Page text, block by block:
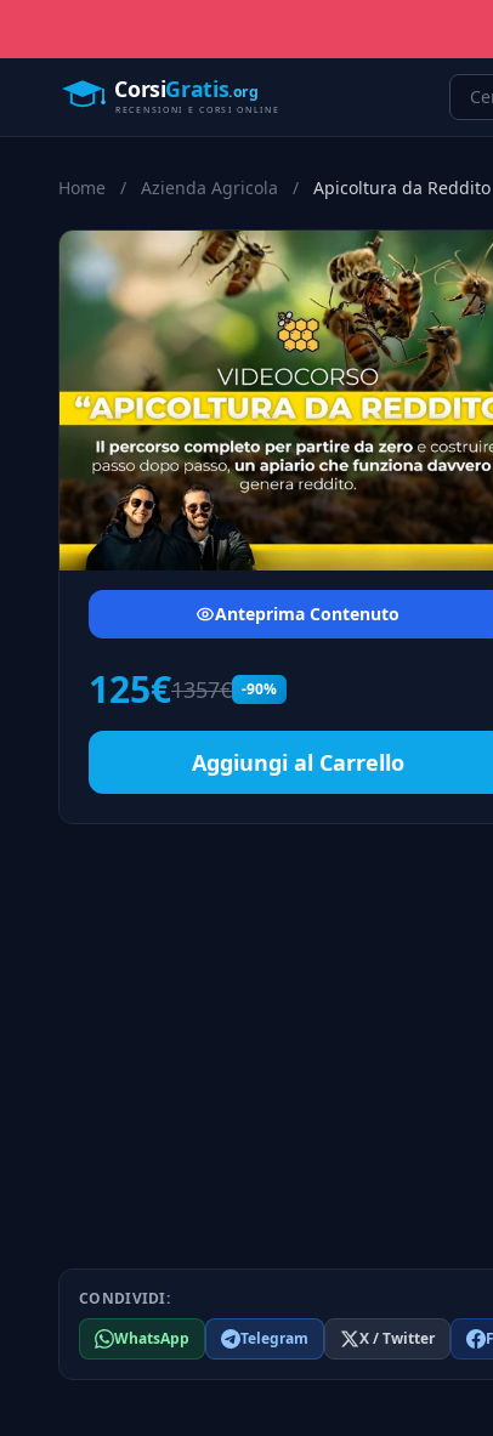
Home / Azienda Agricola / Apicoltura da
Anteprima Contenuto
125€1357€ -90%
Aggiungi al Carrello
CONDIVIDI:
WhatsApp
Telegram X / Twitter